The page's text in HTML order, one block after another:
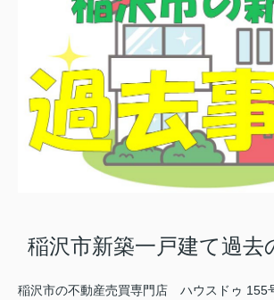
稲沢市新築一戸建て過去
稲沢市の不動産売買専門店 ハウスドゥ 155